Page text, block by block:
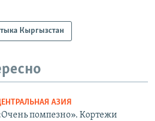
Кыргызстан
АЗИЯ
помпезно». Кортежи